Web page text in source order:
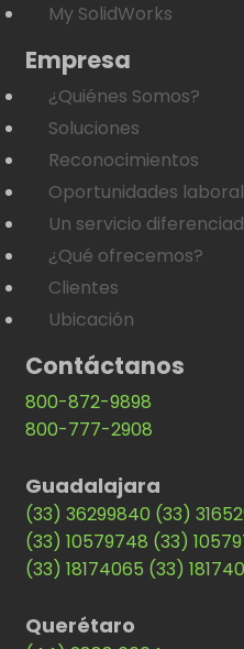
My SolidWorks
Empresa
¿Quiénes Somos?
Soluciones
Reconocimientos
Oportunidades
Un servicio
¿Qué ofrecemos?
Clientes
Ubicación
Contáctanos
800-872-9898
800-777-2908
Guadalajara
(33) 36299840 (33)
(33) 10579748 (33)
(33) 18174065 (33)
Querétaro